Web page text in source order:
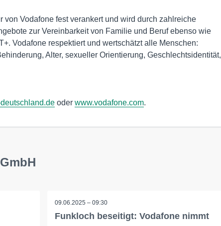
von Vodafone fest verankert und wird durch zahlreiche
zur Vereinbarkeit von Familie und Beruf ebenso wie
Vodafone respektiert und wertschätzt alle Menschen:
Alter, sexueller Orientierung, Geschlechtsidentität,
oder www.vodafone.com.
09.06.2025 – 09:30
Funkloch beseitigt: Vodafone nimmt